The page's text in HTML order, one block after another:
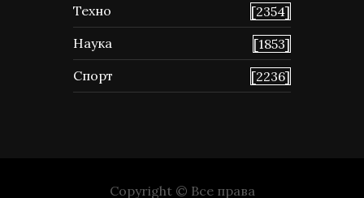
Техно
[2354]
Наука
[1853]
Спорт
[2236]
Copyright © Все права